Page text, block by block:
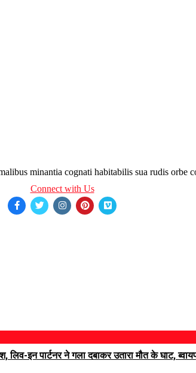
minantia cognati habitabilis sua rudis orbe
Connect with Us
इन पार्टनर ने गला दबाकर उतारा मौत के घाट,